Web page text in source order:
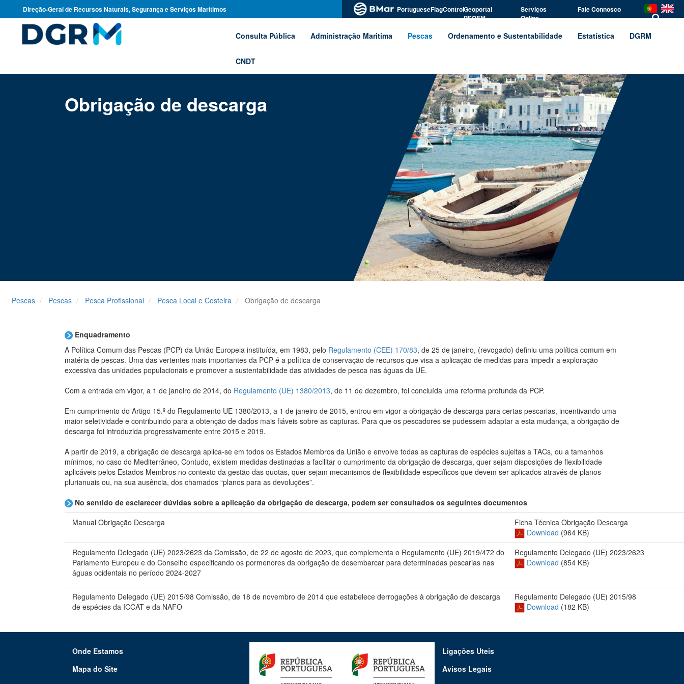
Direção-Geral de Recursos Naturais, Segurança e Serviços Marítimos PortugueseFlagControlGeoportal
PSOEM
Serviços
Online
Fale Connosco
Consulta Pública Administração Maritima Pescas Ordenamento e Sustentabilidade Estatística DGRM
CNDT
Obrigação de descarga
Pescas Pescas Pesca Profissional Pesca Local e Costeira Obrigação de descarga
Enquadramento
A Política Comum das Pescas (PCP) da União Europeia instituída, em 1983, pelo Regulamento (CEE) 170/83, de 25 de janeiro, (revogado) definiu uma política comum em
matéria de pescas. Uma das vertentes mais importantes da PCP é a política de conservação de recursos que visa a aplicação de medidas para impedir a exploração
excessiva das unidades populacionais e promover a sustentabilidade das atividades de pesca nas águas da UE.
Com a entrada em vigor, a 1 de janeiro de 2014, do Regulamento (UE) 1380/2013, de 11 de dezembro, foi concluída uma reforma profunda da PCP.
Em cumprimento do Artigo 15.º do Regulamento UE 1380/2013, a 1 de janeiro de 2015, entrou em vigor a obrigação de descarga para certas pescarias, incentivando uma
maior seletividade e contribuindo para a obtenção de dados mais fiáveis sobre as capturas. Para que os pescadores se pudessem adaptar a esta mudança, a obrigação de
descarga foi introduzida progressivamente entre 2015 e 2019.
A partir de 2019, a obrigação de descarga aplica-se em todos os Estados Membros da União e envolve todas as capturas de espécies sujeitas a TACs, ou a tamanhos
mínimos, no caso do Mediterrâneo, Contudo, existem medidas destinadas a facilitar o cumprimento da obrigação de descarga, quer sejam disposições de flexibilidade
aplicáveis pelos Estados Membros no contexto da gestão das quotas, quer sejam mecanismos de flexibilidade específicos que devem ser aplicados através de planos
plurianuais ou, na sua ausência, dos chamados “planos para as devoluções”.
No sentido de esclarecer dúvidas sobre a aplicação da obrigação de descarga, podem ser consultados os seguintes documentos
Manual Obrigação Descarga
Ficha Técnica Obrigação Descarga
Download (964 KB)
Regulamento Delegado (UE) 2023/2623 da Comissão, de 22 de agosto de 2023, que complementa o Regulamento (UE) 2019/472 do
Parlamento Europeu e do Conselho especificando os pormenores da obrigação de desembarcar para determinadas pescarias nas
águas ocidentais no período 2024-2027
Regulamento Delegado (UE) 2023/2623
Download (854 KB)
Regulamento Delegado (UE) 2015/98 Comissão, de 18 de novembro de 2014 que estabelece derrogações à obrigação de descarga
de espécies da ICCAT e da NAFO
Regulamento Delegado (UE) 2015/98
Download (182 KB)
Onde Estamos
Mapa do Site
Ligações Uteis
Avisos Legais